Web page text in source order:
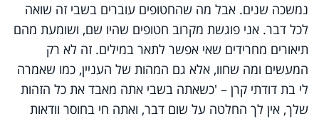
נמשכה שנים. אבל מה שהחטופים עוברים בשבי זה שואה
לכל דבר. אני פוגשת מקרוב חטופים שהיו שם, ושומעת מהם
תיאורים מחרידים שאי אפשר לתאר במילים. זה לא רק
המעשים ומה שחוו, אלא גם המהות של העניין, כמו שאמרה
לי בת דודתי קרן – 'כשאתה בשבי אתה מאבד את כל הזהות
שלך, אין לך החלטה על שום דבר, ואתה חי בחוסר וודאות